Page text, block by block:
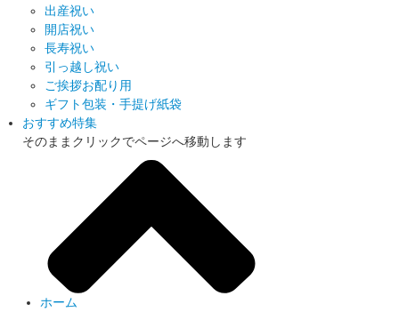
出産祝い
開店祝い
長寿祝い
引っ越し祝い
ご挨拶お配り用
ギフト包装・手提げ紙袋
おすすめ特集
そのままクリックでページへ移動します
ホーム